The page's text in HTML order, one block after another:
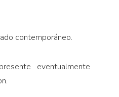
contemporáneo.
eventualmente